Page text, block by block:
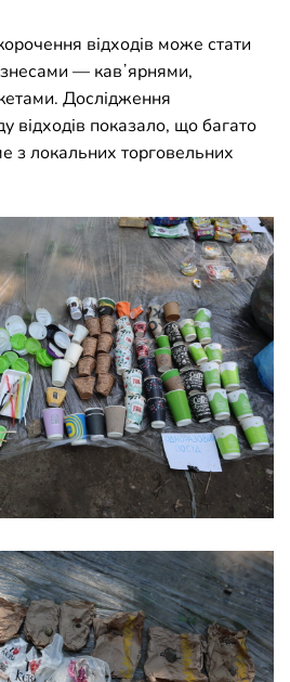
відходів може стати
— кавʼярнями,
Дослідження
відходів показало, що багато
з локальних торговельних